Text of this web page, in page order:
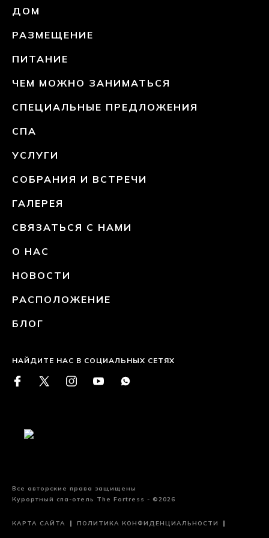
ДОМ
РАЗМЕЩЕНИЕ
ПИТАНИЕ
ЧЕМ МОЖНО ЗАНИМАТЬСЯ
СПЕЦИАЛЬНЫЕ ПРЕДЛОЖЕНИЯ
СПА
УСЛУГИ
СОБРАНИЯ И ВСТРЕЧИ
ГАЛЕРЕЯ
СВЯЗАТЬСЯ С НАМИ
О НАС
НОВОСТИ
РАСПОЛОЖЕНИЕ
БЛОГ
НАЙДИТЕ НАС В СОЦИАЛЬНЫХ СЕТЯХ
Все авторские права защищены
Курортный спа-отель The Fortress - ©2026
КАРТА САЙТА ПОЛИТИКА КОНФИДЕНЦИАЛЬНОСТИ